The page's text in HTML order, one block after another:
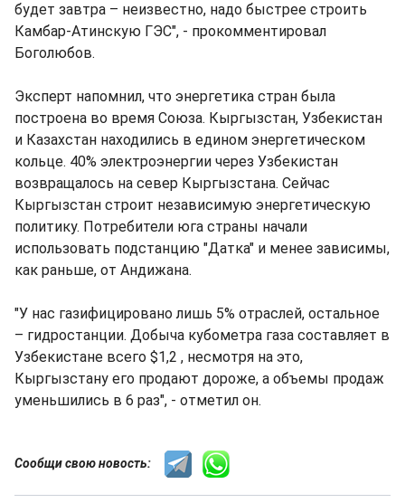
будет завтра – неизвестно, надо быстрее строить
Камбар-Атинскую ГЭС", - прокомментировал
Боголюбов.
Эксперт напомнил, что энергетика стран была
построена во время Союза. Кыргызстан, Узбекистан
и Казахстан находились в едином энергетическом
кольце. 40% электроэнергии через Узбекистан
возвращалось на север Кыргызстана. Сейчас
Кыргызстан строит независимую энергетическую
политику. Потребители юга страны начали
использовать подстанцию "Датка" и менее зависимы,
как раньше, от Андижана.
"У нас газифицировано лишь 5% отраслей, остальное
– гидростанции. Добыча кубометра газа составляет в
Узбекистане всего $1,2 , несмотря на это,
Кыргызстану его продают дороже, а объемы продаж
уменьшились в 6 раз", - отметил он.
Сообщи свою новость: